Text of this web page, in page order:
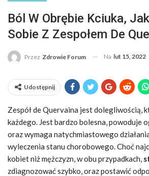
Ból W Obrębie Kciuka,
Sobie Z Zespołem De
Przez Zdrowie Forum Na lut 15, 2022
Udostępnij
Zespół de Quervaina jest dolegliwością,
każdego. Jest bardzo bolesna, powoduje
oraz wymaga natychmiastowego
wyleczenia stanu chorobowego. Choć
kobiet niż mężczyzn, w obu przypadkach,
zdiagnozować szybko, oraz postawić